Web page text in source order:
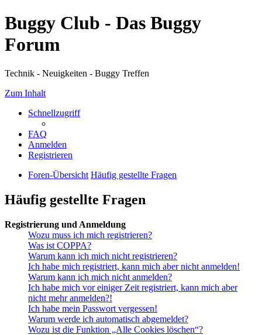
Buggy Club - Das Buggy
Forum
Technik - Neuigkeiten - Buggy Treffen
Zum Inhalt
Schnellzugriff
FAQ
Anmelden
Registrieren
Foren-Übersicht Häufig gestellte Fragen
Häufig gestellte Fragen
Registrierung und Anmeldung
Wozu muss ich mich registrieren?
Was ist COPPA?
Warum kann ich mich nicht registrieren?
Ich habe mich registriert, kann mich aber nicht anmelden!
Warum kann ich mich nicht anmelden?
Ich habe mich vor einiger Zeit registriert, kann mich aber
nicht mehr anmelden?!
Ich habe mein Passwort vergessen!
Warum werde ich automatisch abgemeldet?
Wozu ist die Funktion „Alle Cookies löschen“?